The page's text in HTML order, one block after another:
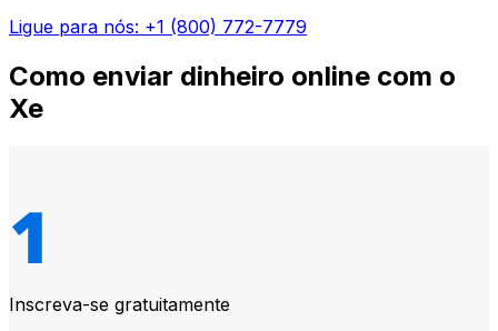
Ligue para nós: +1 (800) 772-7779
Como enviar dinheiro online com o
Xe
Inscreva-se gratuitamente